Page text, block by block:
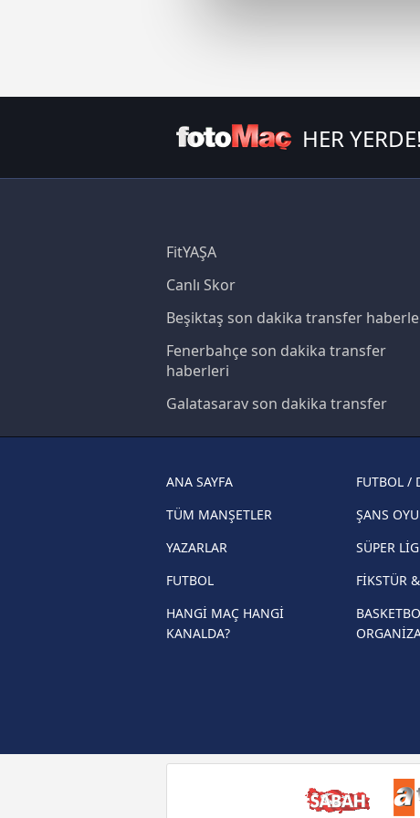
Çerezlere ilişkin tercihlerinizi
HER YERDE!
FitYAŞA
Canlı Skor
Beşiktaş son dakika transfer
Fenerbahçe son dakika transfer
haberleri
Galatasaray son dakika transfer
haberleri
Trendyol Süper Lig haberleri
Ziraat Türkiye Kupası haberleri
UEFA Şampiyonlar Ligi haberleri
UEFA Avrupa Ligi haberleri
UEFA Konferans Ligi haberleri
ANA SAYFA
TÜM MANŞETLER
YAZARLAR
FUTBOL
HANGİ MAÇ HANGİ
KANALDA?
FUTBOL /
ŞANS
SÜPER LİG
FİKSTÜR